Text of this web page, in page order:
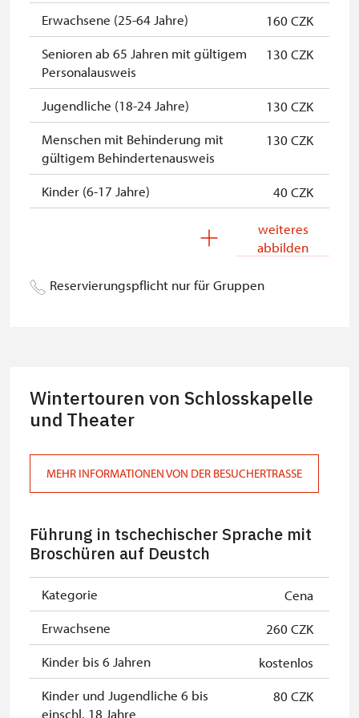
Erwachsene (25-64 Jahre)
160 CZK
Senioren ab 65 Jahren mit gültigem
Personalausweis
130 CZK
Jugendliche (18-24 Jahre)
130 CZK
Menschen mit Behinderung mit
gültigem Behindertenausweis
130 CZK
Kinder (6-17 Jahre)
40 CZK
kostenlos
Schwerbehinderten
kostenlos
MK ČR-Karte *
gültigem Mitgliedsausweis *
Inhaber der freien einmaligen
Eintrittskarte
kostenlos
"Náš člověk"-Karte *
* Freier Eintritt nur für den
Karteninhaber
weiteres
abbilden
Reservierungspflicht nur für Gruppen
Wintertouren von Schlosskapelle
und Theater
MEHR INFORMATIONEN VON DER BESUCHERTRASSE
Führung in tschechischer Sprache mit
Broschüren auf Deustch
Kategorie
Cena
Erwachsene
260 CZK
Kinder bis 6 Jahren
kostenlos
Kinder und Jugendliche 6 bis
einschl. 18 Jahre
80 CZK